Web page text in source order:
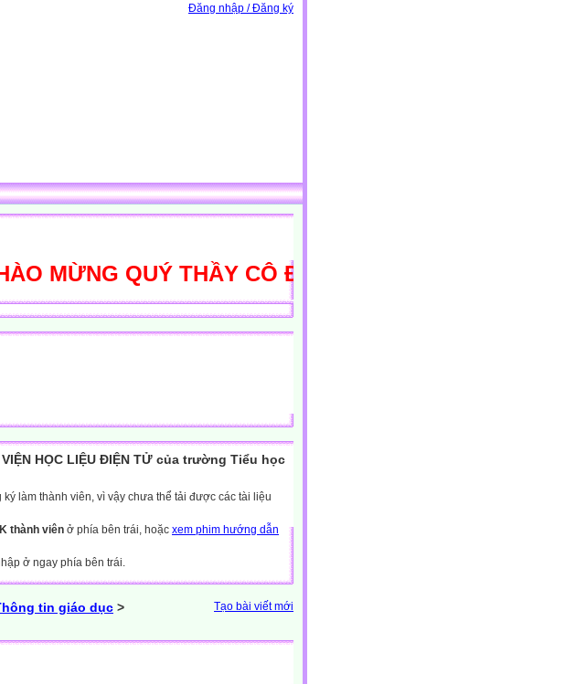
Đăng nhập / Đăng ký
MỪNG QUÝ THẦY CÔ ĐẾN VỚI THƯ VIỆN HỌC
HỌC LIỆU ĐIỆN TỬ của trường Tiểu học
làm thành viên, vì vậy chưa thể tải được các tài liệu
thành viên ở phía bên trái, hoặc xem phim hướng dẫn
ở ngay phía bên trái.
tin giáo dục > Tạo bài viết mới